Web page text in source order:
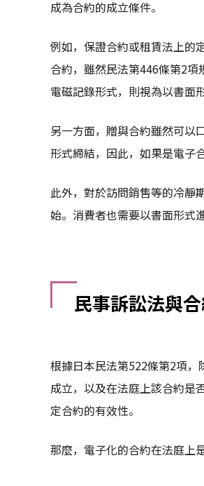
成為合約的成立條件。
例如，保證合約或租賃法上的
合約，雖然民法第446條第2
電磁記錄形式，則視為以書面
另一方面，贈與合約雖然可以
形式締結，因此，如果是電子
此外，對於訪問銷售等的冷靜
始。消費者也需要以書面形式
民事訴訟法與
根據日本民法第522條第2項
成立，以及在法庭上該合約是
定合約的有效性。
那麼，電子化的合約在法庭上